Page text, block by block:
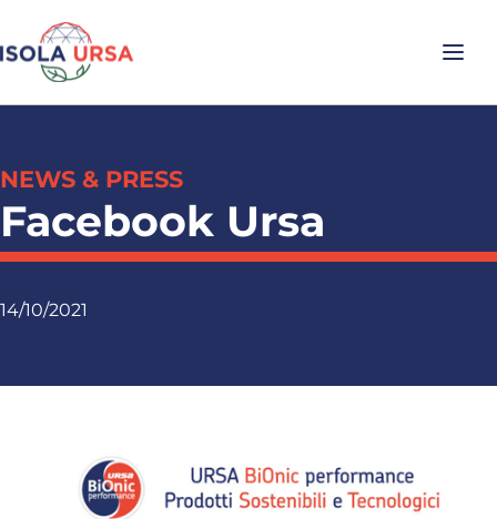
NEWS & PRESS
Facebook Ursa
14/10/2021